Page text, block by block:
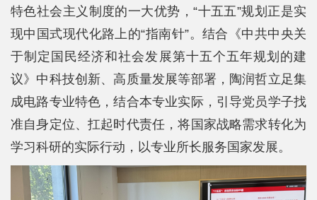
特色社会主义制度的一大优势，“十五五”规划正是实
现中国式现代化路上的“指南针”。结合《中共中央关
于制定国民经济和社会发展第十五个五年规划的建
议》中科技创新、高质量发展等部署，陶润哲立足集
成电路专业特色，结合本专业实际，引导党员学子找
准自身定位、扛起时代责任，将国家战略需求转化为
学习科研的实际行动，以专业所长服务国家发展。